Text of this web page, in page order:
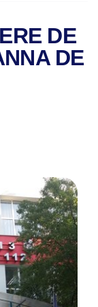
DE
DE